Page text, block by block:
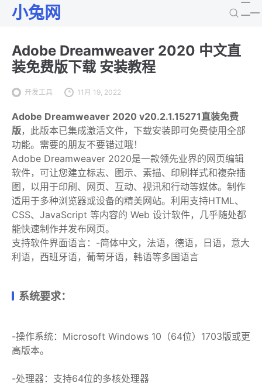
小兔网
Adobe Dreamweaver 2020 中文直
装免费版下载 安装教程
开发工具 11月 19, 2022
Adobe Dreamweaver 2020 v20.2.1.15271直装免费
版，此版本已集成激活文件，下载安装即可免费使用全部
功能。需要的朋友不要错过哦！
Adobe Dreamweaver 2020是一款领先业界的网页编辑
软件，可让您建立标志、图示、素描、印刷样式和複杂插
图，以用于印刷、网页、互动、视讯和行动等媒体。制作
适用于多种浏览器或设备的精美网站。利用支持HTML、
CSS、JavaScript 等内容的 Web 设计软件，几乎随处都
能快速制作并发布网页。
支持软件界面语言：-简体中文，法语，德语，日语，意大
利语，西班牙语，葡萄牙语，韩语等多国语言
系统要求：
-操作系统：Microsoft Windows 10（64位）1703版或更
高版本。
-处理器：支持64位的多核处理器